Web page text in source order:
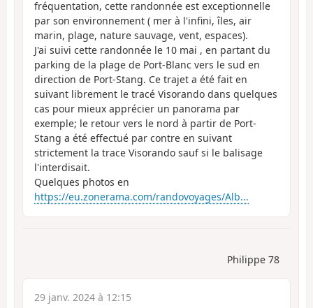
fréquentation, cette randonnée est exceptionnelle
par son environnement ( mer à l'infini, îles, air
marin, plage, nature sauvage, vent, espaces).
J'ai suivi cette randonnée le 10 mai , en partant du
parking de la plage de Port-Blanc vers le sud en
direction de Port-Stang. Ce trajet a été fait en
suivant librement le tracé Visorando dans quelques
cas pour mieux apprécier un panorama par
exemple; le retour vers le nord à partir de Port-
Stang a été effectué par contre en suivant
strictement la trace Visorando sauf si le balisage
l'interdisait.
Quelques photos en
https://eu.zonerama.com/randovoyages/Alb...
Philippe 78
29 janv. 2024 à 12:15